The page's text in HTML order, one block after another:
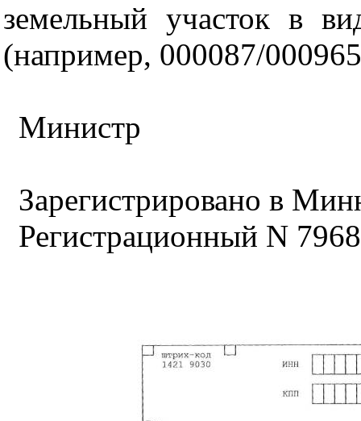
земельный участок в
(например, 000087/
Министр
Зарегистрировано в
Регистрационный N 7968